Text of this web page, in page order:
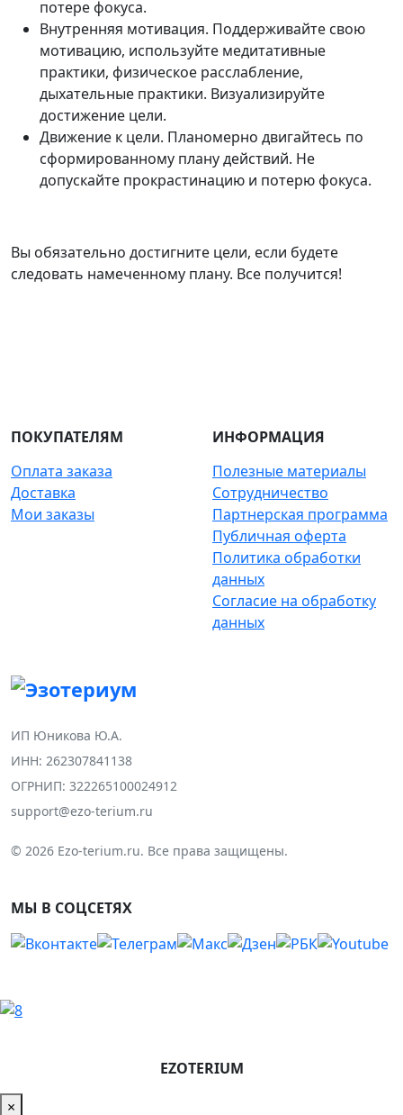
потере фокуса.
Внутренняя мотивация. Поддерживайте свою
мотивацию, используйте медитативные
практики, физическое расслабление,
дыхательные практики. Визуализируйте
достижение цели.
Движение к цели. Планомерно двигайтесь по
сформированному плану действий. Не
допускайте прокрастинацию и потерю фокуса.
Вы обязательно достигните цели, если будете
следовать намеченному плану. Все получится!
ИП Юникова Ю.А.
ИНН: 262307841138
ОГРНИП: 322265100024912
support@ezo-terium.ru
© 2026 Ezo-terium.ru. Все права защищены.
ПОКУПАТЕЛЯМ
Оплата заказа
Доставка
Мои заказы
ИНФОРМАЦИЯ
Полезные материалы
Сотрудничество
Партнерская программа
Публичная оферта
Политика обработки
данных
Согласие на обработку
данных
МЫ В СОЦСЕТЯХ
EZOTERIUM
×